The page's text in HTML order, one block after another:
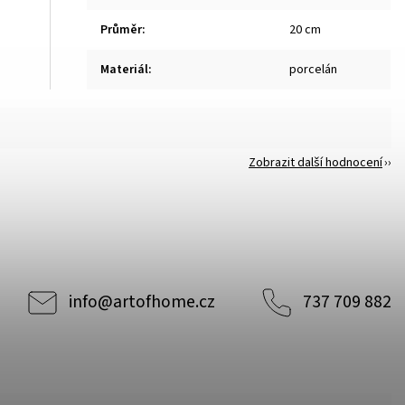
Průměr: 20 cm
Materiál: porcelán
Zobrazit další hodnocení
info@artofhome.cz 737 709 882